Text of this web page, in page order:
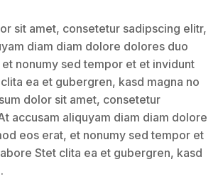
sit amet, consetetur sadipscing elitr,
diam diam dolore dolores duo
nonumy sed tempor et et invidunt
ea et gubergren, kasd magna no
dolor sit amet, consetetur
accusam aliquyam diam diam dolore
eos erat, et nonumy sed tempor et
Stet clita ea et gubergren, kasd